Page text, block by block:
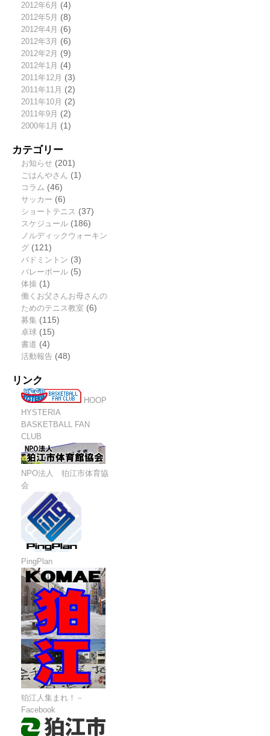
2012年6月 (4)
2012年5月 (8)
2012年4月 (6)
2012年3月 (6)
2012年2月 (9)
2012年1月 (4)
2011年12月 (3)
2011年11月 (2)
2011年10月 (2)
2011年9月 (2)
2000年1月 (1)
カテゴリー
お知らせ(201)
ごはんやさん (1)
コラム (46)
サッカー (6)
ショートテニス (37)
スケジュール(186)
ノルディックウォーキン
グ(121)
バドミントン (3)
バレーボール(5)
体操(1)
働くお父さんお母さんの
ためのテニス教室 (6)
募集 (115)
卓球 (15)
書道 (4)
活動報告(48)
リンク
HOOP
HYSTERIA
BASKETBALL FAN
CLUB
NPO法人 狛江市体育協
会
PingPlan
狛江人集まれ！－
Facebook